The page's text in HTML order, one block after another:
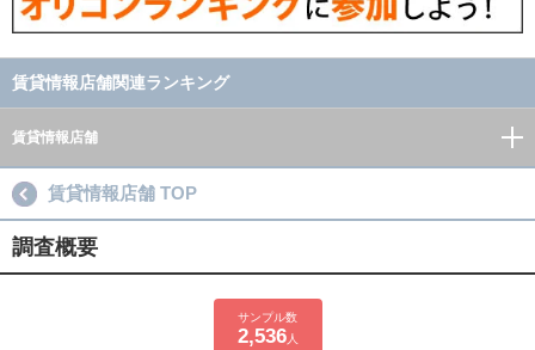
賃貸情報店舗関連ランキング
賃貸情報店舗
賃貸情報店舗 TOP
調査概要
サンプル数
2,536人